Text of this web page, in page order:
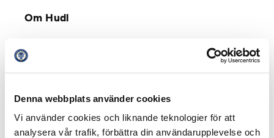
Denna webbplats använder cookies
Vi använder cookies och liknande teknologier för att
analysera vår trafik, förbättra din användarupplevelse och
Om Hudl
Hudl ger över 230 000 lag världen över möjlighet att nå
sin fulla potential. Med en komplett uppsättning av
video- och dataprodukter säkerställer vi att tränare och
behöver för att prestera på topp. Våra smarta kameror
fångar varje ögonblick på planen, och vår mjukvara gör
det enkelt att hantera, analysera, dela och lära av